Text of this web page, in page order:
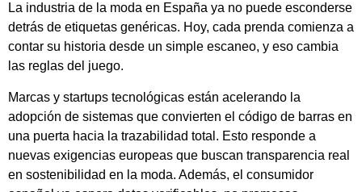
La industria de la moda en España ya no puede esconderse
detrás de etiquetas genéricas. Hoy, cada prenda comienza a
contar su historia desde un simple escaneo, y eso cambia
las reglas del juego.
Marcas y startups tecnológicas están acelerando la
adopción de sistemas que convierten el código de barras en
una puerta hacia la trazabilidad total. Esto responde a
nuevas exigencias europeas que buscan transparencia real
en sostenibilidad en la moda. Además, el consumidor